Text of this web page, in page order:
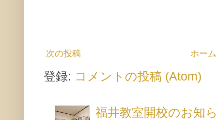
次の投稿 ホーム
登録: コメントの投稿 (Atom)
福井教室開校のお知